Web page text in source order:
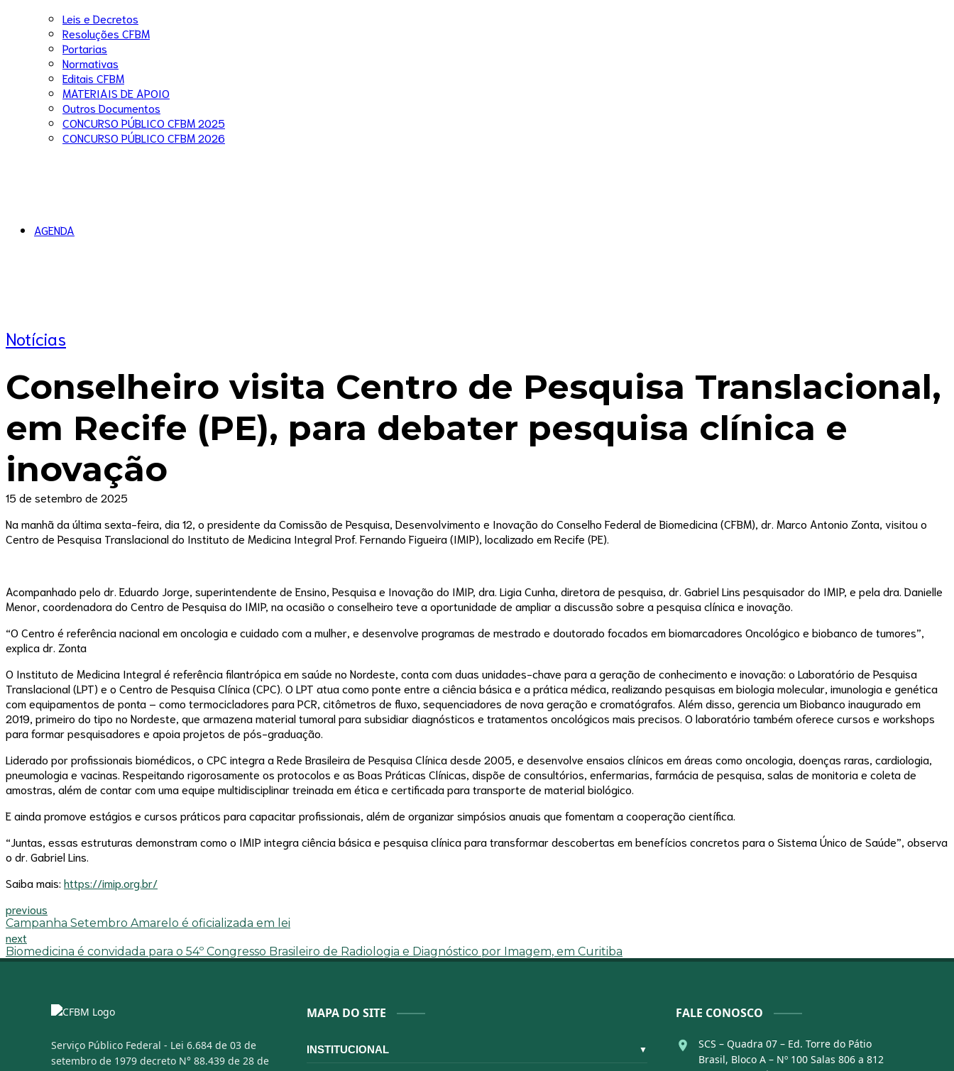
Leis e Decretos
Resoluções CFBM
Portarias
Normativas
Editais CFBM
MATERIAIS DE APOIO
Outros Documentos
CONCURSO PÚBLICO CFBM 2025
CONCURSO PÚBLICO CFBM 2026
AGENDA
Notícias
Conselheiro visita Centro de Pesquisa Translacional,
em Recife (PE), para debater pesquisa clínica e
inovação
15 de setembro de 2025
Na manhã da última sexta-feira, dia 12, o presidente da Comissão de Pesquisa, Desenvolvimento e Inovação do Conselho Federal de Biomedicina (CFBM), dr. Marco Antonio Zonta, visitou o
Centro de Pesquisa Translacional do Instituto de Medicina Integral Prof. Fernando Figueira (IMIP), localizado em Recife (PE).
Acompanhado pelo dr. Eduardo Jorge, superintendente de Ensino, Pesquisa e Inovação do IMIP, dra. Ligia Cunha, diretora de pesquisa, dr. Gabriel Lins pesquisador do IMIP, e pela dra. Danielle
Menor, coordenadora do Centro de Pesquisa do IMIP, na ocasião o conselheiro teve a oportunidade de ampliar a discussão sobre a pesquisa clínica e inovação.
“O Centro é referência nacional em oncologia e cuidado com a mulher, e desenvolve programas de mestrado e doutorado focados em biomarcadores Oncológico e biobanco de tumores”,
explica dr. Zonta
O Instituto de Medicina Integral é referência filantrópica em saúde no Nordeste, conta com duas unidades-chave para a geração de conhecimento e inovação: o Laboratório de Pesquisa
Translacional (LPT) e o Centro de Pesquisa Clínica (CPC). O LPT atua como ponte entre a ciência básica e a prática médica, realizando pesquisas em biologia molecular, imunologia e genética
com equipamentos de ponta – como termocicladores para PCR, citômetros de fluxo, sequenciadores de nova geração e cromatógrafos. Além disso, gerencia um Biobanco inaugurado em
2019, primeiro do tipo no Nordeste, que armazena material tumoral para subsidiar diagnósticos e tratamentos oncológicos mais precisos. O laboratório também oferece cursos e workshops
para formar pesquisadores e apoia projetos de pós-graduação.
Liderado por profissionais biomédicos, o CPC integra a Rede Brasileira de Pesquisa Clínica desde 2005, e desenvolve ensaios clínicos em áreas como oncologia, doenças raras, cardiologia,
pneumologia e vacinas. Respeitando rigorosamente os protocolos e as Boas Práticas Clínicas, dispõe de consultórios, enfermarias, farmácia de pesquisa, salas de monitoria e coleta de
amostras, além de contar com uma equipe multidisciplinar treinada em ética e certificada para transporte de material biológico.
E ainda promove estágios e cursos práticos para capacitar profissionais, além de organizar simpósios anuais que fomentam a cooperação científica.
“Juntas, essas estruturas demonstram como o IMIP integra ciência básica e pesquisa clínica para transformar descobertas em benefícios concretos para o Sistema Único de Saúde”, observa
o dr. Gabriel Lins.
Saiba mais: https://imip.org.br/
previous
Campanha Setembro Amarelo é oficializada em lei
next
Biomedicina é convidada para o 54º Congresso Brasileiro de Radiologia e Diagnóstico por Imagem, em Curitiba
Serviço Público Federal - Lei 6.684 de 03 de
setembro de 1979 decreto N° 88.439 de 28 de
MAPA DO SITE
INSTITUCIONAL ▼
FALE CONOSCO
SCS – Quadra 07 – Ed. Torre do Pátio
Brasil, Bloco A – Nº 100 Salas 806 a 812